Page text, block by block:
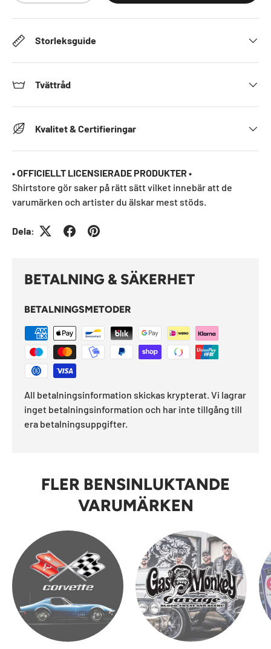
Storleksguide
Tvättråd
Kvalitet & Certifieringar
• OFFICIELLT LICENSIERADE PRODUKTER •
Shirtstore gör saker på rätt sätt vilket innebär att de
varumärken och artister du älskar mest stöds.
Dela:
BETALNING & SÄKERHET
BETALNINGSMETODER
All betalningsinformation skickas krypterat. Vi lagrar
inget betalningsinformation och har inte tillgång till
era betalningsuppgifter.
FLER BENSINLUKTANDE
VARUMÄRKEN